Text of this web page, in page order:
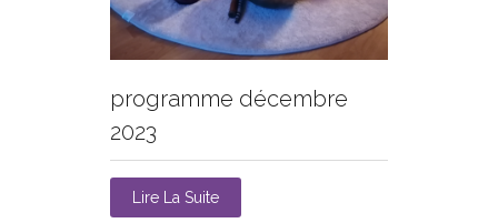
programme décembre
2023
Lire La Suite